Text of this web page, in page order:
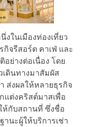
ในเมืองท่องเที่ยว
กิจรีสอร์ต คาเฟ่ และ
ย่างต่อเนื่อง โดย
เดินทางมาสัมผัส
ส่งผลให้หลายธุรกิจ
ต่งคริสต์มาสเพื่อ
ห้กับสถานที่ ซึ่งชื่อ
นะผู้ให้บริการเช่า